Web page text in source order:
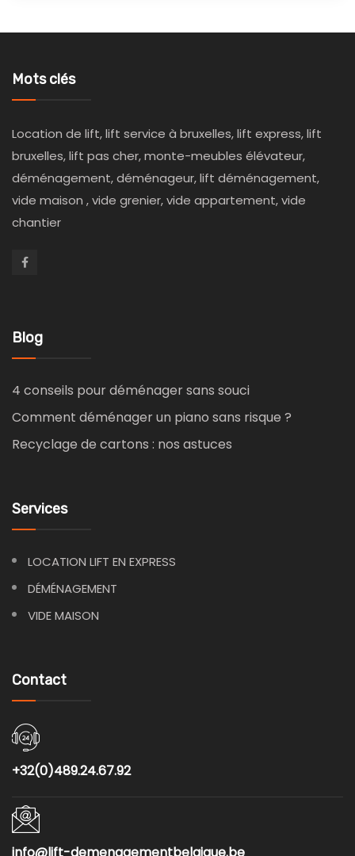
Mots clés
Location de lift, lift service à bruxelles, lift express, lift
bruxelles, lift pas cher, monte-meubles élévateur,
déménagement, déménageur, lift déménagement,
vide maison , vide grenier, vide appartement, vide
chantier
Blog
4 conseils pour déménager sans souci
Comment déménager un piano sans risque ?
Recyclage de cartons : nos astuces
Services
LOCATION LIFT EN EXPRESS
DÉMÉNAGEMENT
VIDE MAISON
Contact
+32(0)489.24.67.92
info@lift-demenagementbelgique.be